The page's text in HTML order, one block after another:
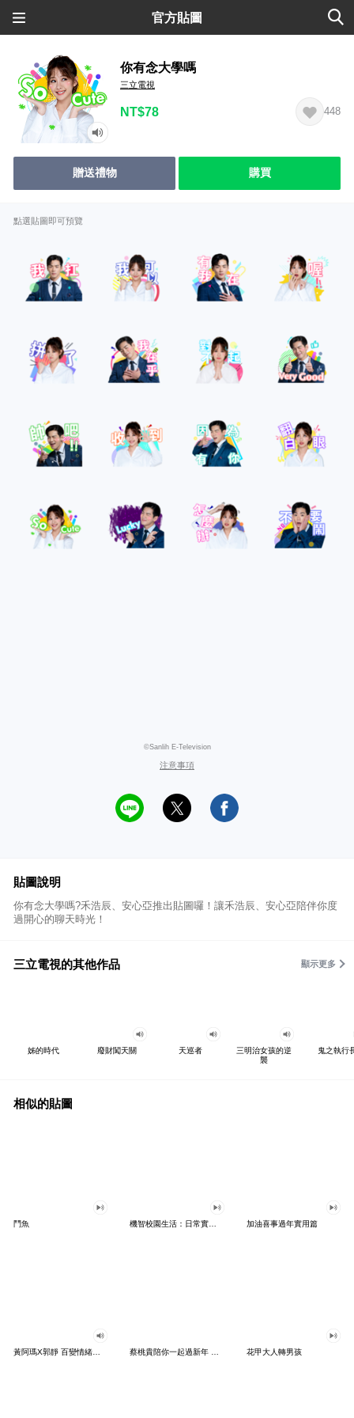
官方貼圖
你有念大學嗎
三立電視
NT$78 448
贈送禮物 購買
點選貼圖即可預覽
©Sanlih E-Television
注意事項
貼圖說明
你有念大學嗎?禾浩辰、安心亞推出貼圖囉！讓禾浩辰、安心亞陪伴你度
過開心的聊天時光！
三立電視的其他作品 顯示更多
姊的時代 廢財闖天關 天巡者
三明治女孩的逆
襲
鬼之執行
相似的貼圖
鬥魚 機智校園生活：日常實用篇 加油喜事過年實用篇
花甲大人轉男孩